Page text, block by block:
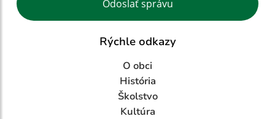
Odoslať správu
Rýchle odkazy
O obci
História
Školstvo
Kultúra